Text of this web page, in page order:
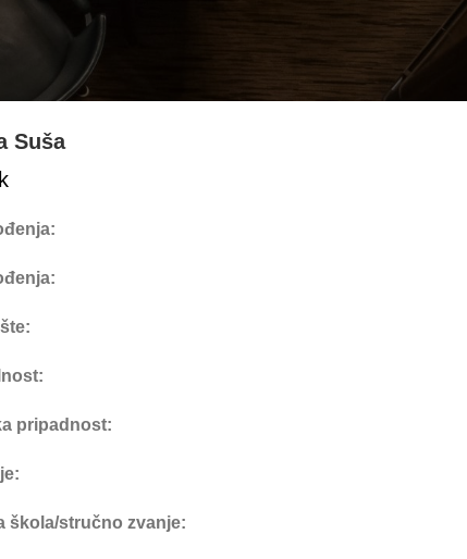
Suša
pripadnost:
škola/stručno zvanje: